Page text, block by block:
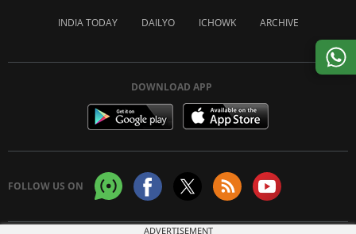
INDIA TODAY DAILYO ICHOWK ARCHIVE
DOWNLOAD APP
FOLLOW US ON
ADVERTISEMENT